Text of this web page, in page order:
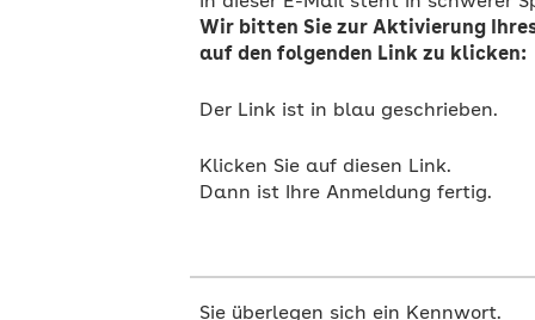
Wir bitten Sie zur Aktivierung
auf den folgenden Link zu klicken:
Der Link ist in blau geschrieben.
Klicken Sie auf diesen Link.
Dann ist Ihre Anmeldung fertig.
Sie überlegen sich ein Kennwort.